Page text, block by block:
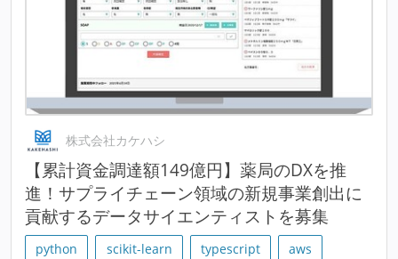
株式会社カケハシ
【累計資金調達額149億円】薬局のDXを推
進！サプライチェーン領域の新規事業創出に
貢献するデータサイエンティストを募集
python scikit-learn typescript
aws